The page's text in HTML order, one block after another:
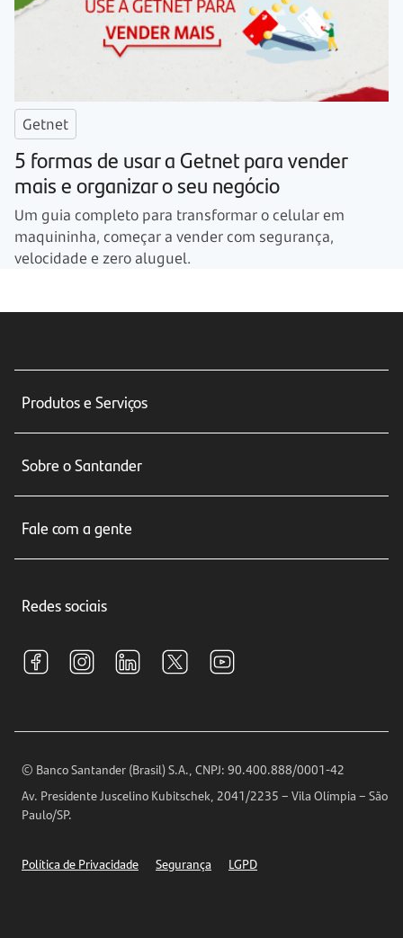
Getnet
5 formas de usar a Getnet para vender
mais e organizar o seu negócio
Um guia completo para transformar o celular em
maquininha, começar a vender com segurança,
velocidade e zero aluguel.
Produtos e Serviços
Seguros
Crédito e Financiamentos
Investimentos
Sobre o Santander
Relações com Investidores
Fale com a gente
Central de Renegociação
S.A.C
Encontre nossas agências
Horários de Atendimento
Telefones
Redes sociais
© Banco Santander (Brasil) S.A., CNPJ: 90.400.888/0001-42
Av. Presidente Juscelino Kubitschek, 2041/2235 – Vila Olímpia – São
Paulo/SP.
Política de Privacidade Segurança LGPD